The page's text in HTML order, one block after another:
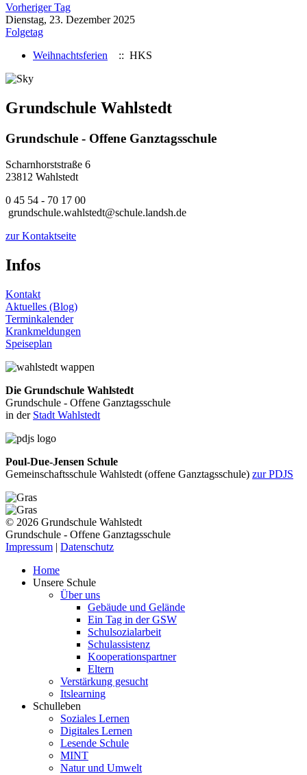
Vorheriger Tag
Dienstag, 23. Dezember 2025
Folgetag
Weihnachtsferien
:: HKS
Grundschule Wahlstedt
Grundschule - Offene Ganztagsschule
Scharnhorststraße 6
23812 Wahlstedt
0 45 54 - 70 17 00
grundschule.wahlstedt@schule.landsh.de
zur Kontaktseite
Infos
Kontakt
Aktuelles (Blog)
Terminkalender
Krankmeldungen
Speiseplan
Die Grundschule Wahlstedt
Grundschule - Offene Ganztagsschule
in der Stadt Wahlstedt
Poul-Due-Jensen Schule
Gemeinschaftsschule Wahlstedt (offene Ganztagsschule) zur PDJS
© 2026 Grundschule Wahlstedt
Grundschule - Offene Ganztagsschule
Impressum | Datenschutz
Home
Unsere Schule
Über uns
Gebäude und Gelände
Ein Tag in der GSW
Schulsozialarbeit
Schulassistenz
Kooperationspartner
Eltern
Verstärkung gesucht
Itslearning
Schulleben
Soziales Lernen
Digitales Lernen
Lesende Schule
MINT
Natur und Umwelt